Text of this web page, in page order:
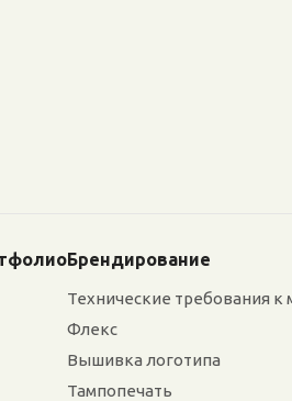
Брендирование
Технические требования к
Флекс
Вышивка логотипа
Тампопечать